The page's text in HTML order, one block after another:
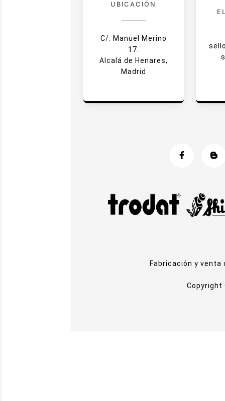
UBICACIÓN
C/. Manuel Merino
17.
Alcalá de Henares,
Madrid
Fabricación y venta
Copyright